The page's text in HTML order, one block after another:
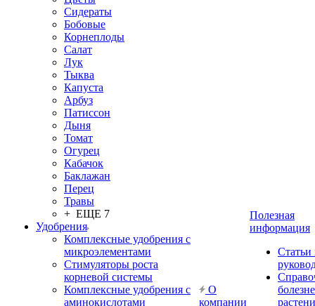
Сидераты
Бобовые
Корнеплоды
Салат
Лук
Тыква
Капуста
Арбуз
Патиссон
Дыня
Томат
Огурец
Кабачок
Баклажан
Перец
Травы
+ ЕЩЕ 7
Удобрения
Комплексные удобрения с
микроэлементами
Стимуляторы роста
корневой системы
Комплексные удобрения с
аминокислотами
О
компании
Полезная
информация
Статьи